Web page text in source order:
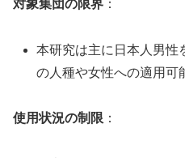
対象集団の限界 ：
本研究は主に日本人男性
の人種や女性への適用可
使用状況の制限 ：